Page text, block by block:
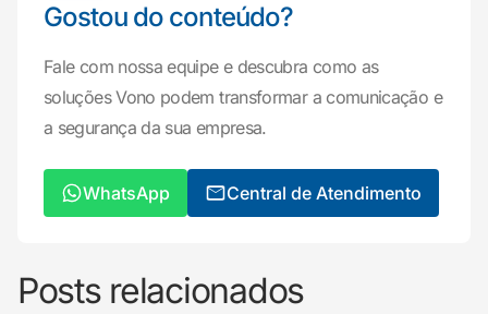
Gostou do conteúdo?
Fale com nossa equipe e descubra como as
soluções Vono podem transformar a comunicação e
a segurança da sua empresa.
WhatsApp Central de Atendimento
Posts relacionados